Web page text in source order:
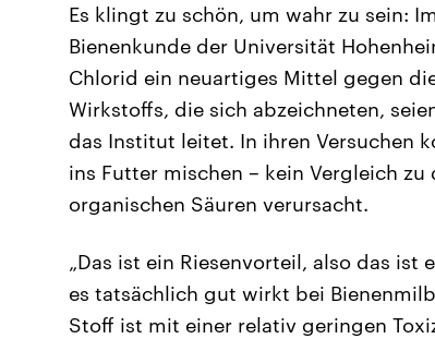
Es klingt zu schön, um wahr zu sein:
Bienenkunde der Universität
Chlorid ein neuartiges Mittel gegen
Wirkstoffs, die sich abzeichneten,
das Institut leitet. In ihren Versuchen
ins Futter mischen – kein Vergleich
organischen Säuren verursacht.
„Das ist ein Riesenvorteil, also das
es tatsächlich gut wirkt bei
Stoff ist mit einer relativ geringen